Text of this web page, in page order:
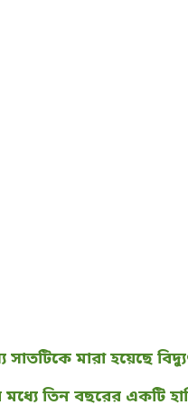
মারা হয়েছে
তিন বছরের একটি